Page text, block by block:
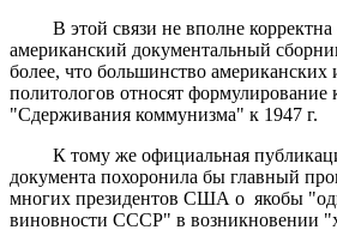
В этой связи не вполне корректна
американский документальный
более, что большинство американских
политологов относят формулирование
"Сдерживания коммунизма" к 1947 г.
К тому же официальная
документа похоронила бы главный
многих президентов США о якобы
виновности СССР" в возникновении